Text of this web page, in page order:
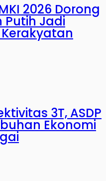
2026 Dorong
Putih Jadi
3T, ASDP
Ekonomi